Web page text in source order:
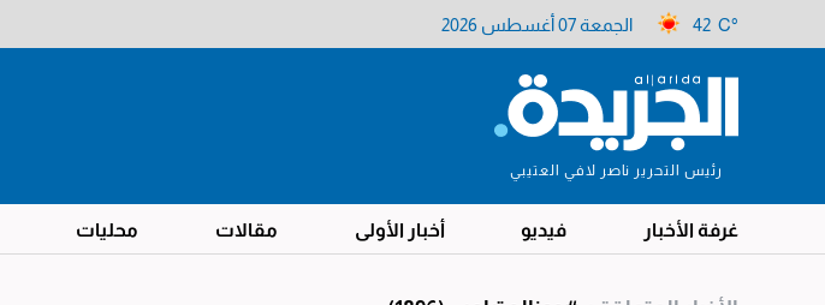
42 C° الجمعة 07 أغسطس 2026
رئيس التحرير ناصر لافي العتيبي
غرفة الأخبار فيديو أخبار الأولى مقالات محليات